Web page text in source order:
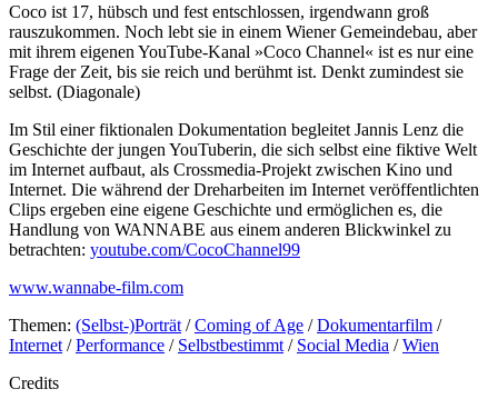
Coco ist 17, hübsch und fest entschlossen, irgendwann groß
rauszukommen. Noch lebt sie in einem Wiener Gemeindebau, aber
mit ihrem eigenen YouTube-Kanal »Coco Channel« ist es nur eine
Frage der Zeit, bis sie reich und berühmt ist. Denkt zumindest sie
selbst. (Diagonale)
Im Stil einer fiktionalen Dokumentation begleitet Jannis Lenz die
Geschichte der jungen YouTuberin, die sich selbst eine fiktive Welt
im Internet aufbaut, als Crossmedia-Projekt zwischen Kino und
Internet. Die während der Dreharbeiten im Internet veröffentlichten
Clips ergeben eine eigene Geschichte und ermöglichen es, die
Handlung von WANNABE aus einem anderen Blickwinkel zu
betrachten: youtube.com/CocoChannel99
www.wannabe-film.com
Themen: (Selbst-)Porträt /Coming of Age /Dokumentarfilm /
Internet /Performance / Selbstbestimmt / Social Media /Wien
Credits